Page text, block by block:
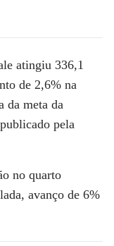
atingiu 336,1
de 2,6% na
da meta da
pela
no quarto
avanço de 6%